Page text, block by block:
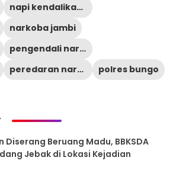
napi kendalikan narkoba
narkoba jambi
pengendali narkoba dari lapas
peredaran narkoba
polres bungo
Beruang Madu, BBKSDA
Jebak di Lokasi Kejadian